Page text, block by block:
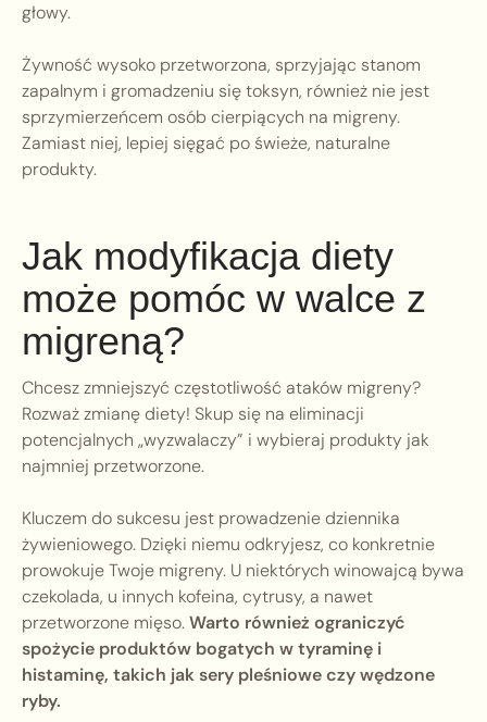
głowy.
Żywność wysoko przetworzona, sprzyjając stanom
zapalnym i gromadzeniu się toksyn, również nie jest
sprzymierzeńcem osób cierpiących na migreny.
Zamiast niej, lepiej sięgać po świeże, naturalne
produkty.
Jak modyfikacja diety
może pomóc w walce z
migreną?
Chcesz zmniejszyć częstotliwość ataków migreny?
Rozważ zmianę diety! Skup się na eliminacji
potencjalnych „wyzwalaczy” i wybieraj produkty jak
najmniej przetworzone.
Kluczem do sukcesu jest prowadzenie dziennika
żywieniowego. Dzięki niemu odkryjesz, co konkretnie
prowokuje Twoje migreny. U niektórych winowajcą bywa
czekolada, u innych kofeina, cytrusy, a nawet
przetworzone mięso.Warto również ograniczyć
spożycie produktów bogatych w tyraminę i
histaminę, takich jak sery pleśniowe czy wędzone
ryby.